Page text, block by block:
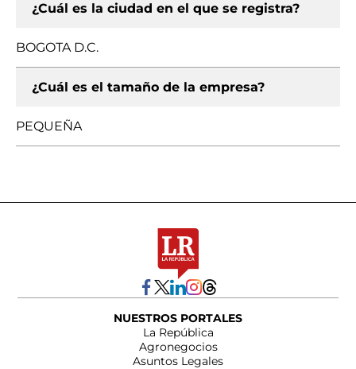
¿Cuál es la ciudad en el que se registra?
BOGOTA D.C.
¿Cuál es el tamaño de la empresa?
PEQUEÑA
NUESTROS PORTALES
La República
Agronegocios
Asuntos Legales